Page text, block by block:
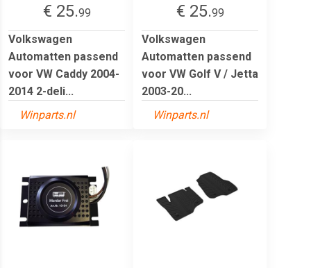
€ 25.99
Volkswagen
Automatten passend
voor VW Caddy 2004-
2014 2-deli...
Winparts.nl
€ 25.99
Volkswagen
Automatten passend
voor VW Golf V / Jetta
2003-20...
Winparts.nl